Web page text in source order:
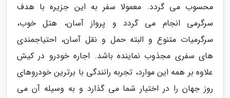
محسوب می گردد. معمولا سفر به این جزیره با هدف
سرگرمی انجام می گردد و پرواز آسان، هتل خوب،
سرگرمیات متنوع و البته حمل و نقل آسان، احتیاجمندی
های سفری مجذوب نماینده باشد. اجاره خودرو در کیش
علاوه بر همه این موارد، تجربه رانندگی با برترین خودروهای
روز جهان را در اختیار شما می گذارد و به وسیله آن می